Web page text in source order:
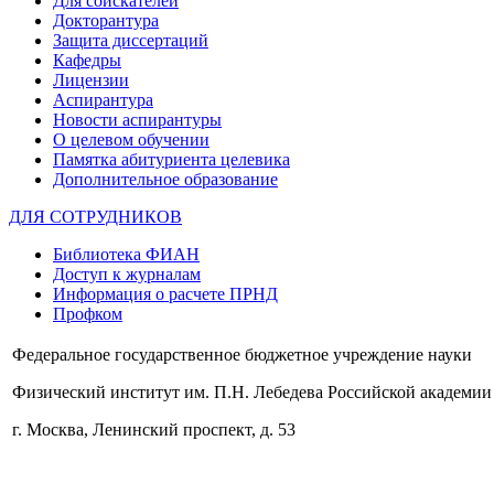
Докторантура
Защита диссертаций
Кафедры
Лицензии
Аспирантура
Новости аспирантуры
О целевом обучении
Памятка абитуриента целевика
Дополнительное образование
ДЛЯ СОТРУДНИКОВ
Библиотека ФИАН
Доступ к журналам
Информация о расчете ПРНД
Профком
Федеральное государственное бюджетное учреждение науки
Физический институт им. П.Н. Лебедева Российской академии
г. Москва, Ленинский проспект, д. 53